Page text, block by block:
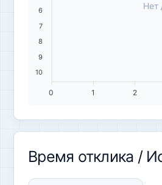
6
7
8
9
10
2
1
0
Нет
Время отклика /